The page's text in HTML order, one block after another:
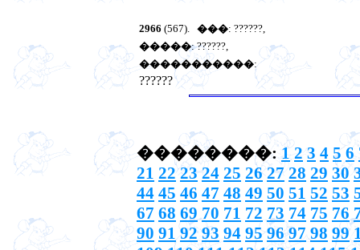
2966 (567). ���: ??????,
�����: ??????,
�����������:
??????
��������:1 2 3 4 5 6
21 22 23 24 25 26 27 28 29 30
44 45 46 47 48 49 50 51 52 53
67 68 69 70 71 72 73 74 75 76
90 91 92 93 94 95 96 97 98 99